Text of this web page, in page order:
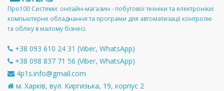
Про100 Системи: онлайн-магазин - побутової техніки та електроніки:
компьютерне обладнання та програми для автоматизації контролю
та обліку в малому бізнесі.
+38 093 610 24 31 (Viber, WhatsApp)
+38 098 837 71 56 (Viber, WhatsApp)
4p1s.info@gmail.com
м. Харків, вул. Киргизька, 19, корпус 2